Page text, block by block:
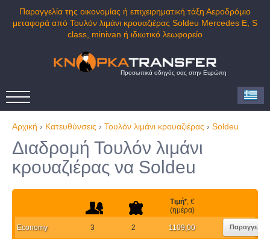
Παραγγελία της οικονομίας ή επιχειρηματική τάξη Αεροδρόμιο
μεταφορά από Τουλόν λιμάνι κρουαζιέρας Soldeu Mercedes E, S
class, minivan ή ιδιωτικό λεωφορείο
Προσωπικά οδηγός σας στην Ευρώπη
Αρχική › Κατευθύνσεις › Τουλόν λιμάνι κρουαζιέρας › Soldeu
Διαδρομή Τουλόν λιμάνι
κρουαζιέρας να Soldeu
Τιμή*, €
(ημέρα)
Economy 3 2 1109,00 Παραγγελία